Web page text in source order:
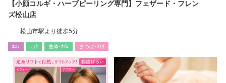
【小顔コルギ・ハーブピーリング専門】フェザード・フレン
ズ松山店
松山市駅より徒歩5分
ｴｽﾃ ﾘﾗｸ 整体･ｶｲﾛ まつげ･ﾒｲｸ